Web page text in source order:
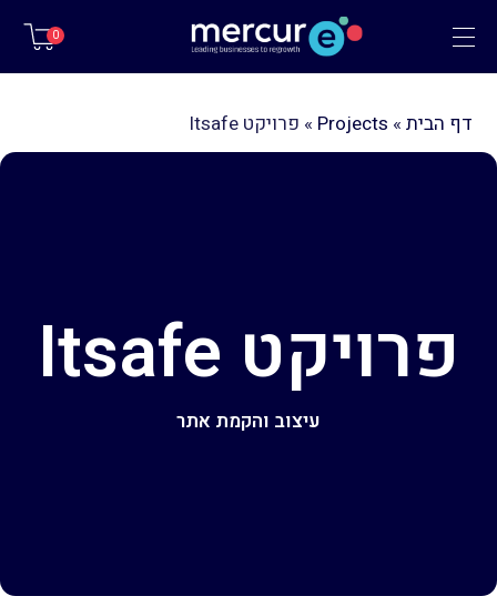
תפריט 0
דף הבית »
Projects
» פרויקט Itsafe
פרויקט Itsafe
עיצוב והקמת אתר